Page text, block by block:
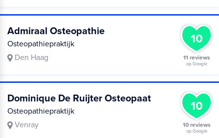
Admiraal Osteopathie
Osteopathiepraktijk
Den Haag
10
11 reviews
op Google
Dominique De Ruijter Osteopaat
Osteopathiepraktijk
Venray
10
10 reviews
op Google